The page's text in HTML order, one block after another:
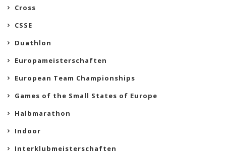
Cross
CSSE
Duathlon
Europameisterschaften
European Team Championships
Games of the Small States of Europe
Halbmarathon
Indoor
Interklubmeisterschaften